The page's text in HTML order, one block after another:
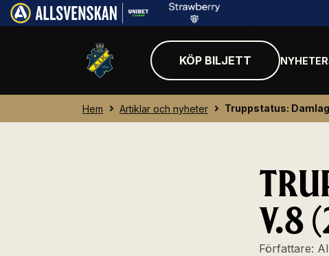
KÖP BILJETT NYHETER
Hem Artiklar och nyheter Truppstatus:
V.8
Författare: